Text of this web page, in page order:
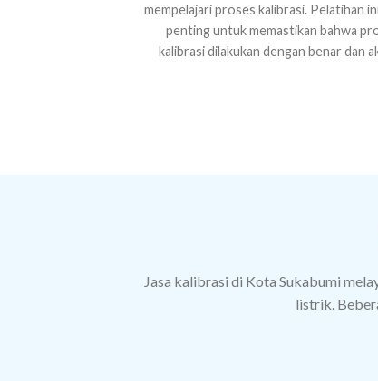
mempelajari proses kalibrasi. Pelatihan
penting untuk memastikan bahwa
kalibrasi dilakukan dengan benar dan
Jasa kalibrasi di Kota Sukabumi
listrik.